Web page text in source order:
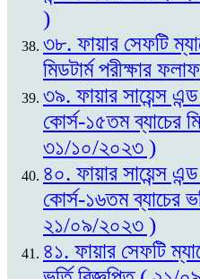
)
৩৮. ফায়ার সেফটি
মিডটার্ম পরীক্ষার
৩৯. ফায়ার সায়েন্স
কোর্স-১৫তম ব্যাচের
৩১/১০/২০২৩ )
৪০. ফায়ার সায়েন্স
কোর্স-১৬তম ব্যাচের
২১/০৯/২০২৩ )
৪১. ফায়ার সেফটি